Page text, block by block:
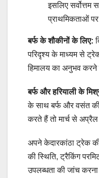
इसलिए
प्राथमिकताओं पर
बर्फ के शौकीनों के लिए:
परिदृश्य के माध्यम से
हिमालय का अनुभव करने
बर्फ और हरियाली के
के साथ बर्फ और वसंत
करते हैं तो मार्च से
अपने केदारकांठा ट्रेक
की स्थिति, ट्रैकिंग
उपलब्धता की जांच